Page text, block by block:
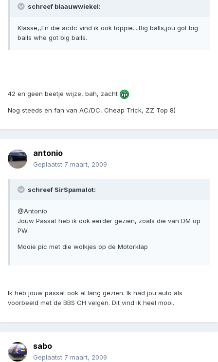
schreef blaauwwiekel:
Klasse,,En die acdc vind ik ook toppie....Big balls,jou got big
balls whe got big balls.
42 en geen beetje wijze, bah, zacht
Nog steeds en fan van AC/DC, Cheap Trick, ZZ Top 8)
antonio
Geplaatst 7 maart, 2009
schreef SirSpamalot:
@Antonio
Jouw Passat heb ik ook eerder gezien, zoals die van DM op
PW.
Mooie pic met die wolkjes op de Motorklap
Ik heb jouw passat ook al lang gezien. Ik had jou auto als
voorbeeld met de BBS CH velgen. Dit vind ik heel mooi.
sabo
Geplaatst 7 maart, 2009